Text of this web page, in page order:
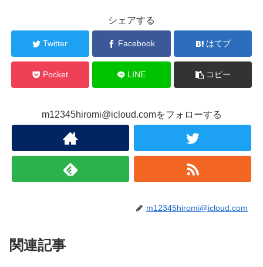
シェアする
Twitter Facebook はてブ
Pocket LINE コピー
m12345hiromi@icloud.comをフォローする
m12345hiromi@icloud.com
関連記事